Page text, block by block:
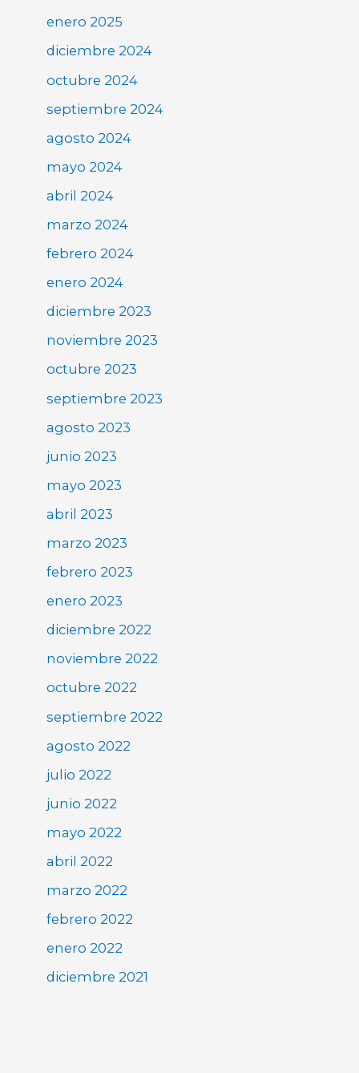
enero 2025
diciembre 2024
octubre 2024
septiembre 2024
agosto 2024
mayo 2024
abril 2024
marzo 2024
febrero 2024
enero 2024
diciembre 2023
noviembre 2023
octubre 2023
septiembre 2023
agosto 2023
junio 2023
mayo 2023
abril 2023
marzo 2023
febrero 2023
enero 2023
diciembre 2022
noviembre 2022
octubre 2022
septiembre 2022
agosto 2022
julio 2022
junio 2022
mayo 2022
abril 2022
marzo 2022
febrero 2022
enero 2022
diciembre 2021